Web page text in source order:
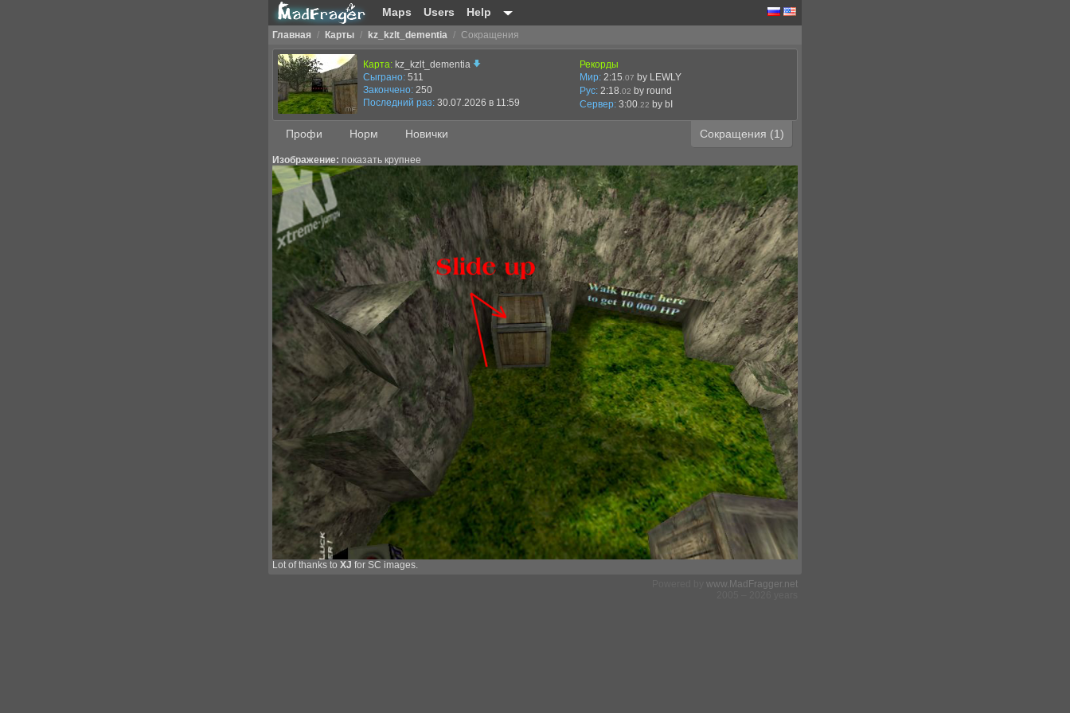
Maps Users Help
Главная / Карты / kz_kzlt_dementia / Сокращения
Карта: kz_kzlt_dementia
Сыграно: 511
Закончено: 250
Последний раз: 30.07.2026 в 11:59
Рекорды
Мир: 2:15 .07 by LEWLY
Рус: 2:18 .02 by round
Сервер: 3:00 .22 by bI
Профи Норм Новички Сокращения (1)
Изображение: показать крупнее
Lot of thanks to XJ for SC images.
www.MadFragger.net